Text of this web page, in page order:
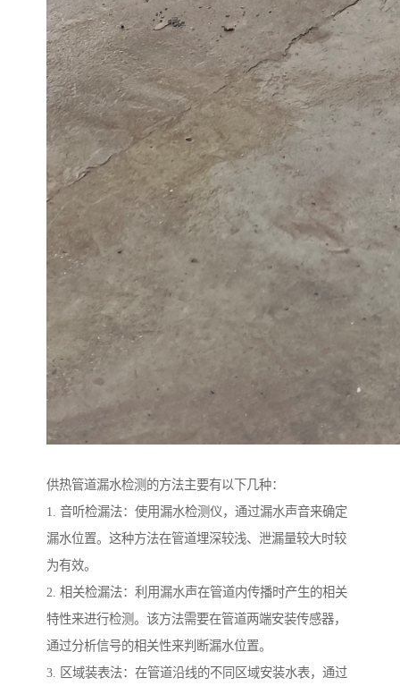
供热管道漏水检测的方法主要有以下几种：
1. 音听检漏法：使用漏水检测仪，通过漏水声音来确定
漏水位置。这种方法在管道埋深较浅、泄漏量较大时较
为有效。
2. 相关检漏法：利用漏水声在管道内传播时产生的相关
特性来进行检测。该方法需要在管道两端安装传感器，
通过分析信号的相关性来判断漏水位置。
3. 区域装表法：在管道沿线的不同区域安装水表，通过